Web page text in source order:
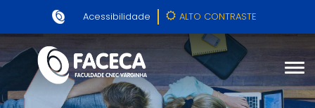
Acessibilidade ALTO CONTRASTE